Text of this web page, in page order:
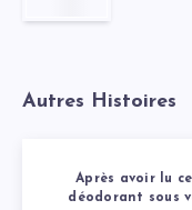
Autres Histoires
Après avoir lu
déodorant sous